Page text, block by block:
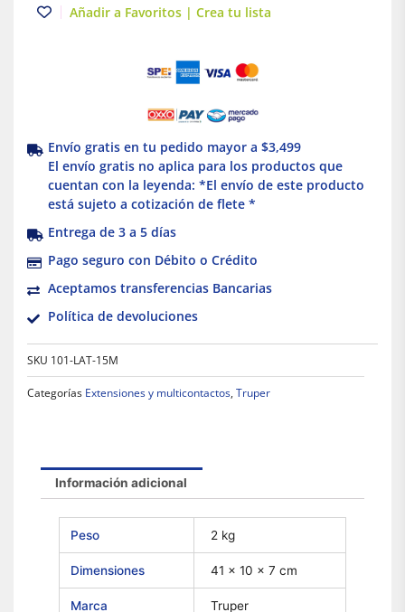
75w
Añadir a Favoritos | Crea tu lista
Envío gratis en tu pedido mayor a $3,499
El envío gratis no aplica para los productos que
cuentan con la leyenda: *El envío de este producto
está sujeto a cotización de flete *
Entrega de 3 a 5 días
Pago seguro con Débito o Crédito
Aceptamos transferencias Bancarias
Política de devoluciones
SKU 101-LAT-15M
Categorías Extensiones y multicontactos, Truper
Información adicional
Peso 2 kg
Dimensiones 41 × 10 × 7 cm
Marca Truper